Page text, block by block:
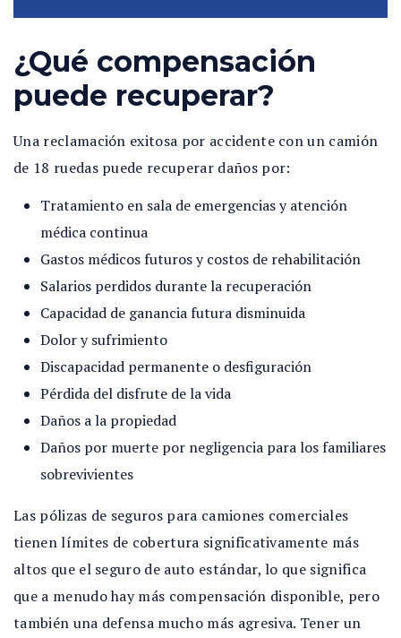
¿Qué compensación
puede recuperar?
Una reclamación exitosa por accidente con un camión
de 18 ruedas puede recuperar daños por:
Tratamiento en sala de emergencias y atención
médica continua
Gastos médicos futuros y costos de rehabilitación
Salarios perdidos durante la recuperación
Capacidad de ganancia futura disminuida
Dolor y sufrimiento
Discapacidad permanente o desfiguración
Pérdida del disfrute de la vida
Daños a la propiedad
Daños por muerte por negligencia para los familiares
sobrevivientes
Las pólizas de seguros para camiones comerciales
tienen límites de cobertura significativamente más
altos que el seguro de auto estándar, lo que significa
que a menudo hay más compensación disponible, pero
también una defensa mucho más agresiva. Tener un